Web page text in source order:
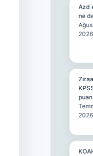
Azd
ne
2026
puan
2026